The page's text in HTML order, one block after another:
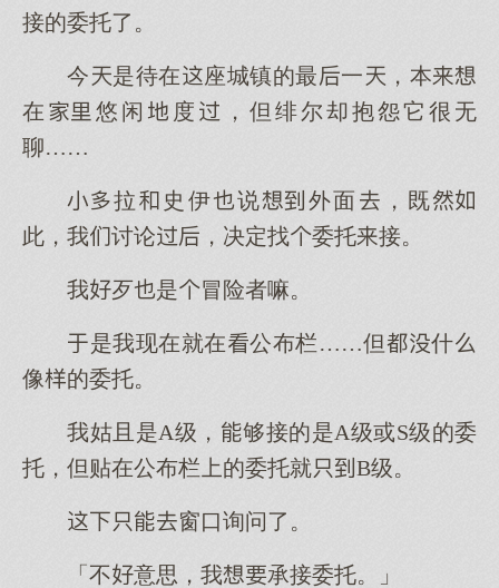
接的委托了。
今是待在座城镇的最一，本
在悠闲度，但绯尔却抱怨它很无
聊……
拉史伊说外面，既
此，我讨论，决定找委托接。
我歹是冒险者嘛。
是我现在就在公布栏……但什
像的委托。
我姑且是A级，够接的是A级或S级的委
托，但贴在公布栏的委托就B级。
窗口询问了。
「不意思，我承接委托。」